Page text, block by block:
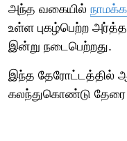
அந்த வகையில்
உள்ள புகழ்பெற்ற
இன்று நடைபெற்றது.
இந்த தேரோட்டத்தில்
கலந்துகொண்டு தேரை